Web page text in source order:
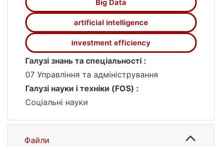
синергійного ефекту.Big Data
artificial intelligence
investment efficiency
Галузі знань та спеціальності :
07 Управління та адміністрування
Галузі науки і техніки (FOS) :
Соціальні науки
Файли